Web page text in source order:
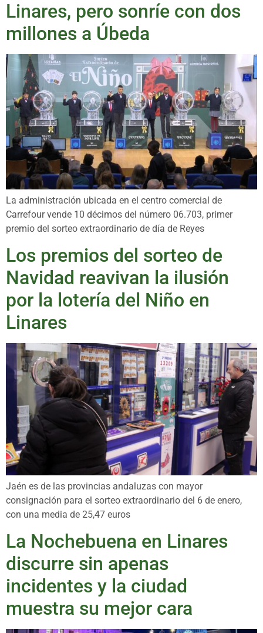
Linares, pero sonríe con dos
millones a Úbeda
La administración ubicada en el centro comercial de
Carrefour vende 10 décimos del número 06.703, primer
premio del sorteo extraordinario de día de Reyes
Los premios del sorteo de
Navidad reavivan la ilusión
por la lotería del Niño en
Linares
Jaén es de las provincias andaluzas con mayor
consignación para el sorteo extraordinario del 6 de enero,
con una media de 25,47 euros
La Nochebuena en Linares
discurre sin apenas
incidentes y la ciudad
muestra su mejor cara